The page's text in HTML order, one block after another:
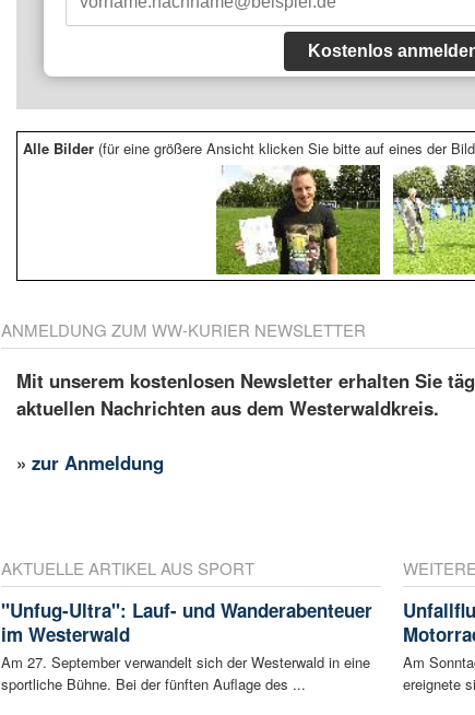
Kostenlos
Alle Bilder (für eine größere Ansicht klicken Sie bitte auf eines der
ANMELDUNG ZUM WW-KURIER NEWSLETTER
Mit unserem kostenlosen Newsletter erhalten Sie
aktuellen Nachrichten aus dem Westerwaldkreis.
»zur Anmeldung
AKTUELLE ARTIKEL AUS SPORT
"Unfug-Ultra": Lauf- und Wanderabenteuer
im Westerwald
Am 27. September verwandelt sich der Westerwald in eine
sportliche Bühne. Bei der fünften Auflage des ...
Am
ereignete